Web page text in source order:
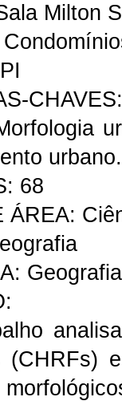
Milton
68
ÁREA:
(CHRFs)